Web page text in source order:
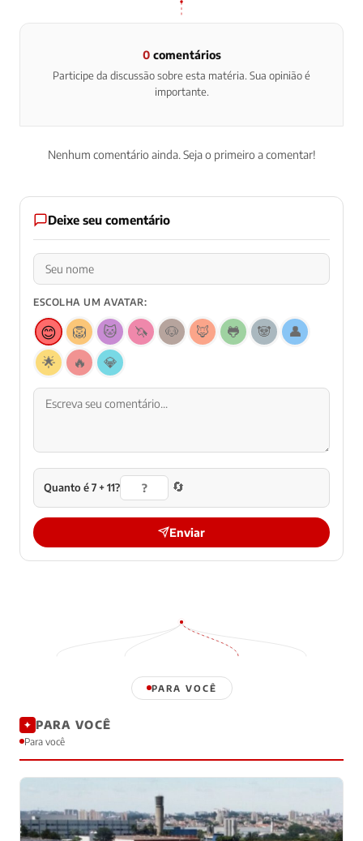
0comentários
Participe da discussão sobre esta matéria. Sua opinião é
importante.
Nenhum comentário ainda. Seja o primeiro a comentar!
Deixe seu comentário
ESCOLHA UM AVATAR:
😊 🦁 🐱 🦄 🐶 🦊 🐸 🐼
👤
🌟
🔥 💎
Quanto é 7 + 11? 🔄
Enviar
PARA VOCÊ
✦ PARA VOCÊ
Para você